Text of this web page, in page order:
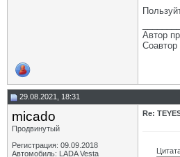
Автор
Соавтор
29.08.2021, 18:31
micado
Продвинутый
Регистрация: 09.09.2018
Автомобиль: LADA Vesta
Re: